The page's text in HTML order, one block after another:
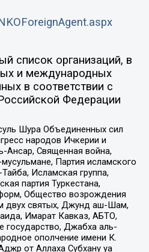
список организаций, в
и международных
в соответствии с
Федерации
Шура Объединенных сил
народов Ичкерии и
Ансар, Священная война,
Партия исламского
Исламская группа,
партия Туркестана,
Общество возрождения
двух святых, Джунд аш-Шам,
Имарат Кавказ, АБТО,
государство, Джабха аль-
ополчение имени К.
от Аллаха Субхану уа